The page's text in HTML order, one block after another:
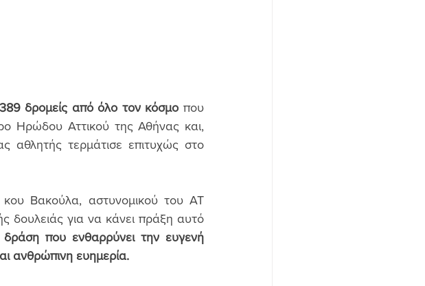
389 δρομείς από όλο τον κόσμο που
Ηρώδου Αττικού της Αθήνας και,
Βακούλα, αστυνομικού του ΑΤ
δουλειάς για να κάνει πράξη αυτό
που ενθαρρύνει την ευγενή
ανθρώπινη ευημερία.